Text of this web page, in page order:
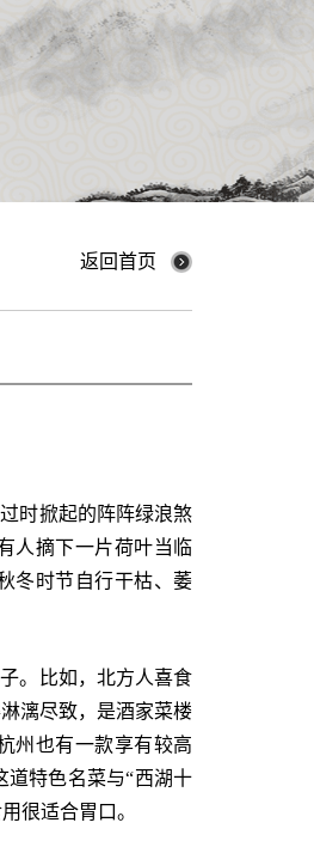
返回首页
时掀起的阵阵绿浪煞
人摘下一片荷叶当临
冬时节自行干枯、萎
。比如，北方人喜食
漓尽致，是酒家菜楼
州也有一款享有较高
特色名菜与“西湖十
很适合胃口。